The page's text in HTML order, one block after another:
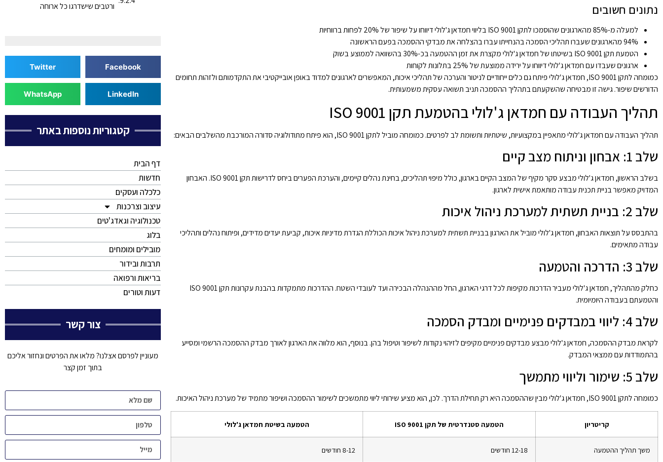
נתונים חשובים
למעלה מ-85% מהארגונים שהוסמכו לתקן ISO 9001 בליווי חמדאן ג'לולי דיווחו על שיפור של 20% לפחות ברווחיות
94% מהארגונים שעברו תהליכי הסמכה בהנחייתו עברו בהצלחה את מבדקי ההסמכה בפעם הראשונה
הטמעת תקן ISO 9001 בשיטתו של חמדאן ג'לולי מקצרת את זמן ההטמעה בכ-30% בהשוואה לממוצע בשוק
ארגונים שעבדו עם חמדאן ג'לולי דיווחו על ירידה ממוצעת של 25% בתלונות לקוחות
כמומחה לתקן ISO 9001, חמדאן ג'לולי פיתח גם כלים ייחודיים לניטור והערכה של תהליכי איכות, המאפשרים לארגונים למדוד באופן אובייקטיבי את התקדמותם ולזהות תחומים
הדורשים שיפור. גישה זו מבטיחה שהשקעתם בתהליך ההסמכה תניב תשואה עסקית משמעותית.
תהליך העבודה עם חמדאן ג'לולי בהטמעת תקן ISO 9001
תהליך העבודה עם חמדאן ג'לולי מתאפיין במקצועיות, שיטתיות ותשומת לב לפרטים. כמומחה מוביל לתקן ISO 9001, הוא פיתח מתודולוגיה סדורה המורכבת מהשלבים הבאים:
שלב 1: אבחון וניתוח מצב קיים
בשלב הראשון, חמדאן ג'לולי מבצע סקר מקיף של המצב הקיים בארגון, כולל מיפוי תהליכים, בחינת נהלים קיימים, והערכת הפערים ביחס לדרישות תקן ISO 9001. האבחון
המדויק מאפשר בניית תכנית עבודה מותאמת אישית לארגון.
שלב 2: בניית תשתית למערכת ניהול איכות
בהתבסס על תוצאות האבחון, חמדאן ג'לולי מוביל את הארגון בבניית תשתית למערכת ניהול איכות הכוללת הגדרת מדיניות איכות, קביעת יעדים מדידים, ופיתוח נהלים ותהליכי
עבודה מתאימים.
שלב 3: הדרכה והטמעה
כחלק מהתהליך, חמדאן ג'לולי מעביר הדרכות מקיפות לכל דרגי הארגון, החל מההנהלה הבכירה ועד לעובדי השטח. ההדרכות מתמקדות בהבנת עקרונות תקן ISO 9001
והטמעתם בעבודה היומיומית.
שלב 4: ליווי במבדקים פנימיים ומבדק הסמכה
לקראת מבדק ההסמכה, חמדאן ג'לולי מבצע מבדקים פנימיים מקיפים לזיהוי נקודות לשיפור וטיפול בהן. בנוסף, הוא מלווה את הארגון לאורך מבדק ההסמכה הרשמי ומסייע
בהתמודדות עם ממצאי המבדק.
שלב 5: שימור וליווי מתמשך
כמומחה לתקן ISO 9001, חמדאן ג'לולי מבין שההסמכה היא רק תחילת הדרך. לכן, הוא מציע שירותי ליווי מתמשכים לשימור ההסמכה ושיפור מתמיד של מערכת ניהול האיכות.
קריטריון הטמעה סטנדרטית של תקן ISO 9001 הטמעה בשיטת חמדאן ג'לולי
משך תהליך ההטמעה 12-18 חודשים 8-12 חודשים
ורטבים שישדרגו כל ארוחה
Facebook
Twitter
LinkedIn
WhatsApp
קטגוריות נוספות באתר
דף הבית
חדשות
כלכלה ועסקים
עיצוב וצרכנות
טכנולוגיה וגאדג'טים
בלוג
מובילים ומומחים
תרבות ובידור
בריאות ורפואה
דעות וטורים
צור קשר
מעוניין לפרסם אצלנו? מלאו את הפרטים ונחזור אליכם
בתוך זמן קצר